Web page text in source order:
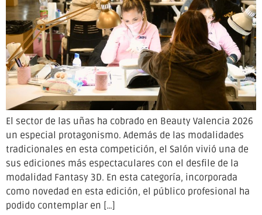
El sector de las uñas ha cobrado en Beauty Valencia 2026
un especial protagonismo. Además de las modalidades
tradicionales en esta competición, el Salón vivió una de
sus ediciones más espectaculares con el desfile de la
modalidad Fantasy 3D. En esta categoría, incorporada
como novedad en esta edición, el público profesional ha
podido contemplar en […]